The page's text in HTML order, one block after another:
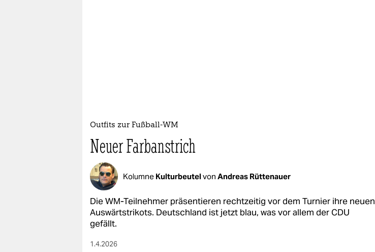
Outfits zur Fußball-WM
Neuer Farbanstrich
Kolumne Kulturbeutelvon Andreas Rüttenauer
Die WM-Teilnehmer präsentieren rechtzeitig vor dem Turnier ihre neuen
Auswärtstrikots. Deutschland ist jetzt blau, was vor allem der CDU
gefällt.
1.4.2026